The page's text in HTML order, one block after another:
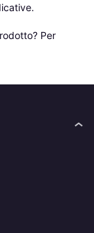
Per